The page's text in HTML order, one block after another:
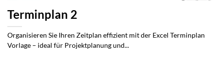
Terminplan 2
Organisieren Sie Ihren Zeitplan effizient mit der Excel Terminplan
Vorlage – ideal für Projektplanung und...